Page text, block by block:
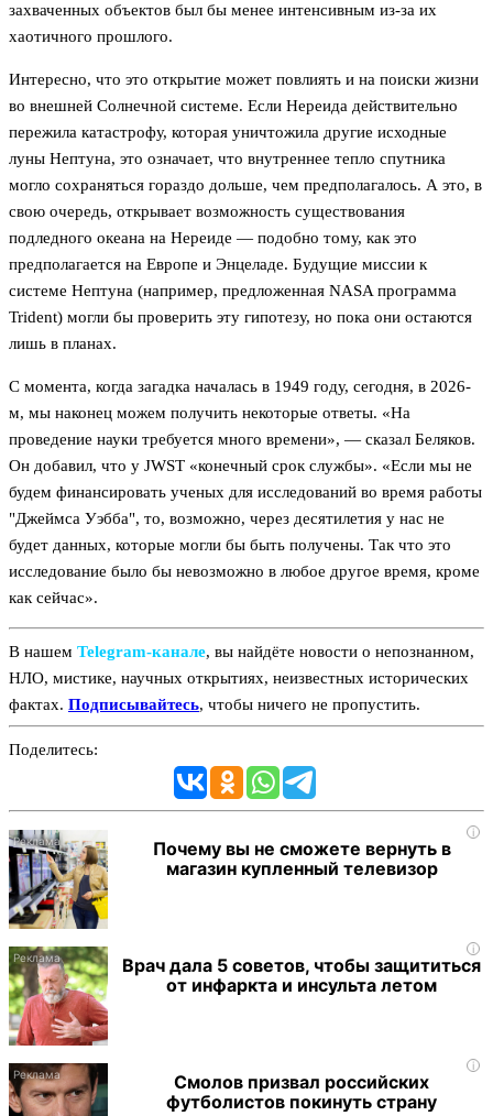
захваченных объектов был бы менее интенсивным из-за их
хаотичного прошлого.
Интересно, что это открытие может повлиять и на поиски жизни
во внешней Солнечной системе. Если Нереида действительно
пережила катастрофу, которая уничтожила другие исходные
луны Нептуна, это означает, что внутреннее тепло спутника
могло сохраняться гораздо дольше, чем предполагалось. А это, в
свою очередь, открывает возможность существования
подледного океана на Нереиде — подобно тому, как это
предполагается на Европе и Энцеладе. Будущие миссии к
системе Нептуна (например, предложенная NASA программа
Trident) могли бы проверить эту гипотезу, но пока они остаются
лишь в планах.
С момента, когда загадка началась в 1949 году, сегодня, в 2026-
м, мы наконец можем получить некоторые ответы. «На
проведение науки требуется много времени», — сказал Беляков.
Он добавил, что у JWST «конечный срок службы». «Если мы не
будем финансировать ученых для исследований во время работы
"Джеймса Уэбба", то, возможно, через десятилетия у нас не
будет данных, которые могли бы быть получены. Так что это
исследование было бы невозможно в любое другое время, кроме
как сейчас».
В нашем Telegram‑канале, вы найдёте новости о непознанном,
НЛО, мистике, научных открытиях, неизвестных исторических
фактах. Подписывайтесь, чтобы ничего не пропустить.
Поделитесь:
i
Почему вы не сможете вернуть в
магазин купленный телевизор
i
Врач дала 5 советов, чтобы защититься
от инфаркта и инсульта летом
i
Смолов призвал российских
футболистов покинуть страну